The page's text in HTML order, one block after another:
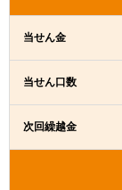
当せん金
当せん口数
次回繰越金